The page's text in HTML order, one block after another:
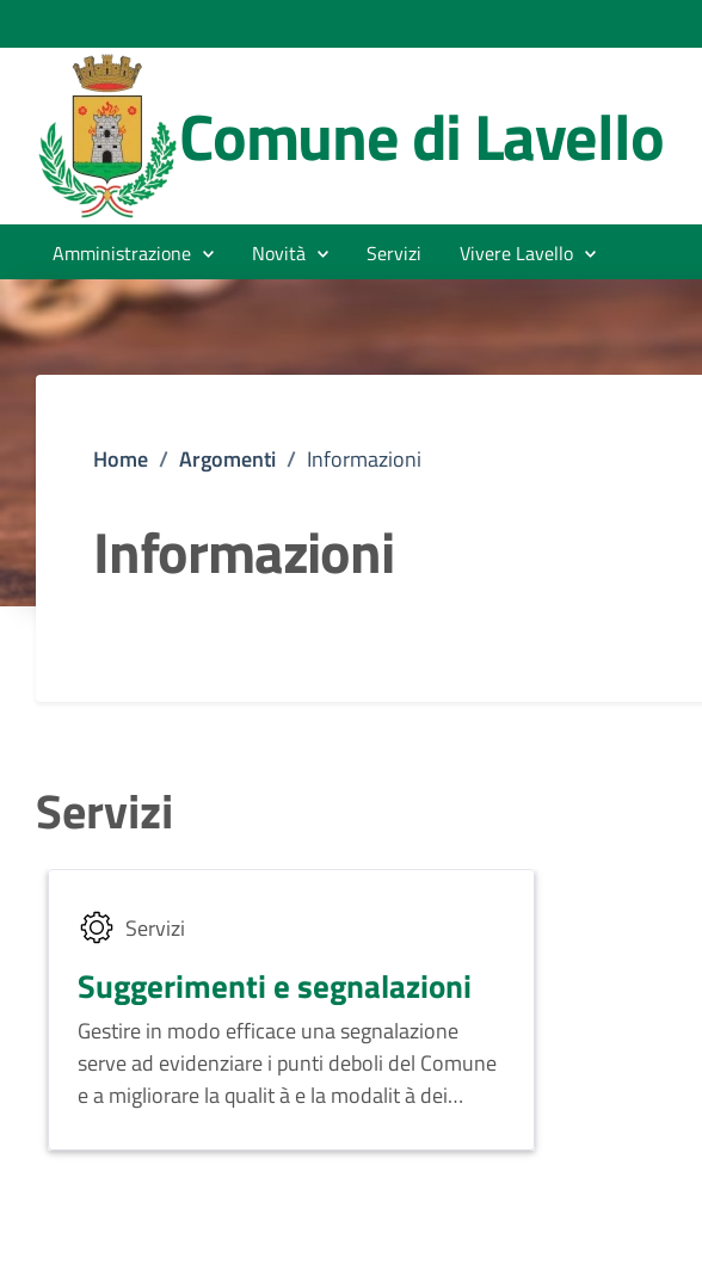
Comune di Lavello
Amministrazione Novità Servizi Vivere Lavello
Home / Argomenti / Informazioni
Informazioni
Servizi
Servizi
Suggerimenti e segnalazioni
Gestire in modo efficace una segnalazione
serve ad evidenziare i punti deboli del Comune
e a migliorare la qualit à e la modalit à dei